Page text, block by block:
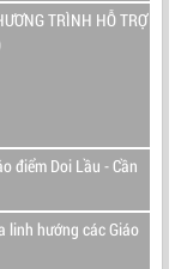
điểm Doi Lầu - Cần
linh hướng các Giáo